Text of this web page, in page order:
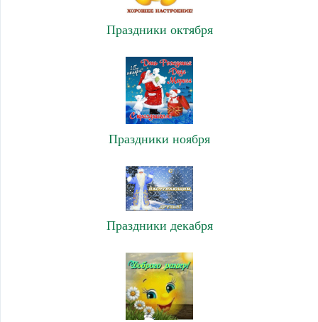
Праздники октября
Праздники ноября
Праздники декабря